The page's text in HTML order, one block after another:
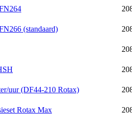
(standaard)
uur (DF44-210 Rotax)
Rotax Max